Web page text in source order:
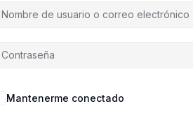
Mantenerme conectado